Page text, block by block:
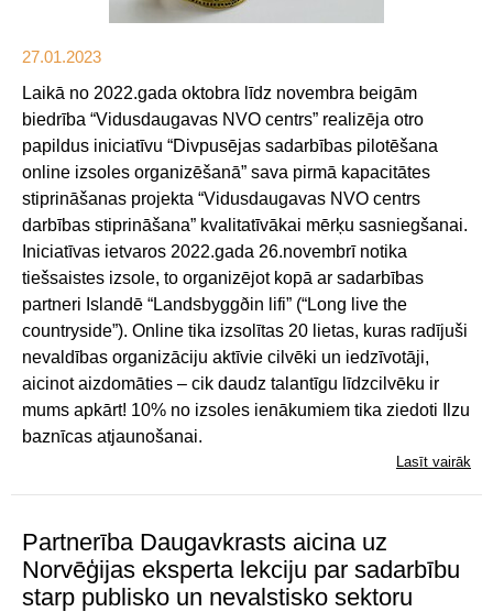
27.01.2023
Laikā no 2022.gada oktobra līdz novembra beigām
biedrība “Vidusdaugavas NVO centrs” realizēja otro
papildus iniciatīvu “Divpusējas sadarbības pilotēšana
online izsoles organizēšanā” sava pirmā kapacitātes
stiprināšanas projekta “Vidusdaugavas NVO centrs
darbības stiprināšana” kvalitatīvākai mērķu sasniegšanai.
Iniciatīvas ietvaros 2022.gada 26.novembrī notika
tiešsaistes izsole, to organizējot kopā ar sadarbības
partneri Islandē “Landsbyggðin lifi” (“Long live the
countryside”). Online tika izsolītas 20 lietas, kuras radījuši
nevaldības organizāciju aktīvie cilvēki un iedzīvotāji,
aicinot aizdomāties – cik daudz talantīgu līdzcilvēku ir
mums apkārt! 10% no izsoles ienākumiem tika ziedoti Ilzu
baznīcas atjaunošanai.
Lasīt vairāk
Partnerība Daugavkrasts aicina uz
Norvēģijas eksperta lekciju par sadarbību
starp publisko un nevalstisko sektoru